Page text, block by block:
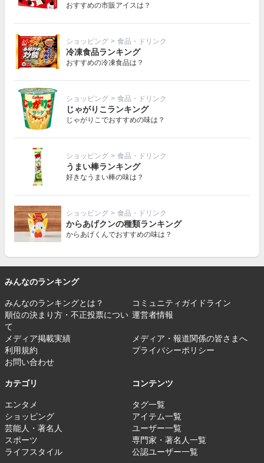
おすすめの市販アイスは？
ショッピング > 食品・ドリンク
冷凍食品ランキング
おすすめの冷凍食品は？
ショッピング > 食品・ドリンク
じゃがりこランキング
じゃがりこでおすすめの味は？
ショッピング > 食品・ドリンク
うまい棒ランキング
好きなうまい棒の味は？
ショッピング > 食品・ドリンク
からあげクンの種類ランキング
からあげくんでおすすめの味は？
みんなのランキング
みんなのランキングとは？
コミュニティガイドライン
順位の決まり方・不正投票につい
て
運営者情報
メディア掲載実績
メディア・報道関係の皆さまへ
利用規約
プライバシーポリシー
お問い合わせ
カテゴリ
エンタメ
ショッピング
芸能人・著名人
スポーツ
ライフスタイル
コンテンツ
タグ一覧
アイテム一覧
ユーザー一覧
専門家・著名人一覧
公認ユーザー一覧